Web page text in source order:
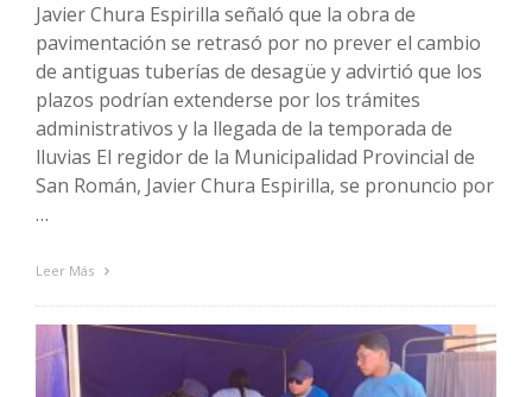
Javier Chura Espirilla señaló que la obra de
pavimentación se retrasó por no prever el cambio
de antiguas tuberías de desagüe y advirtió que los
plazos podrían extenderse por los trámites
administrativos y la llegada de la temporada de
lluvias El regidor de la Municipalidad Provincial de
San Román, Javier Chura Espirilla, se pronuncio por
…
Leer Más